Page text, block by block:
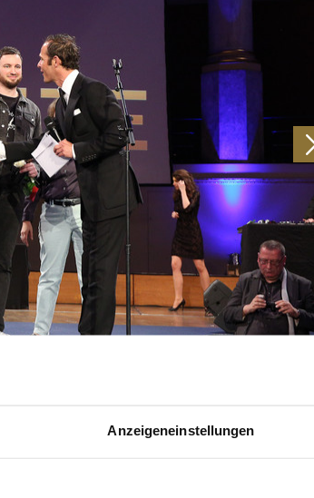
Anzeigeneinstellungen